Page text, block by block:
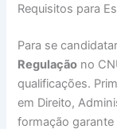
Requisitos para
Para se
Regulação no
qualificações.
em Direito,
formação